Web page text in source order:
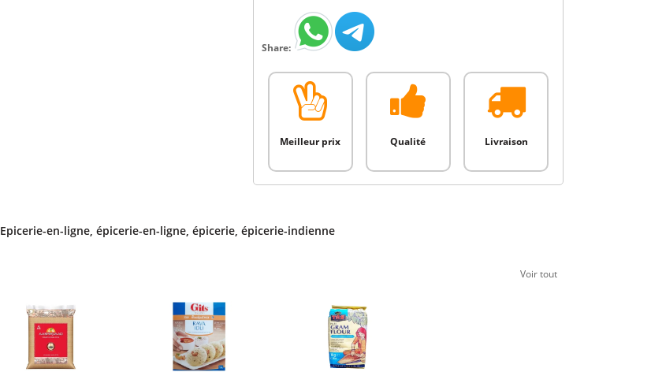
Share:
Meilleur prix Qualité Livraison
Epicerie-en-ligne, épicerie-en-ligne, épicerie, épicerie-indienne
Voir tout